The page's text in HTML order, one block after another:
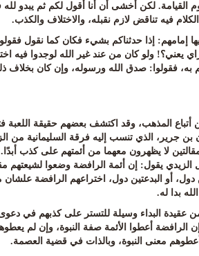
القيامة.لكن أخشى أن أنا أقول لكم ثم يبدو
فيه تناقض لازم نقبله، والاختلاف والكذب.
إمامهم:
إذا حدثناكم بشيء فكان كما نقول
يعني؟!ولو كان من عند غير الله لوجدوا فيه
فقولوا :صدق الله ورسوله، وإن كان بخلاف
أتباع المذهب، وقد اكتشف بعضهم حقيقة
جرير، الذي تنسب إليه فرقة السليمانية من
لا يظهرون معهما من أئمتهم على كذب أبدًا .
الزيدي يقول: إن أئمة الرافضة وضعوا لشيعتهم
دول، أو البدعتين دول، اختراعهم الرافضة
بدا له.
البداء وسيلة للتستر على كذبهم في دعوى
الرافضة أعطوا الأئمة صفة النبوة، وإن لم
معنى النبوة، وبالذات في قضية العصمة.